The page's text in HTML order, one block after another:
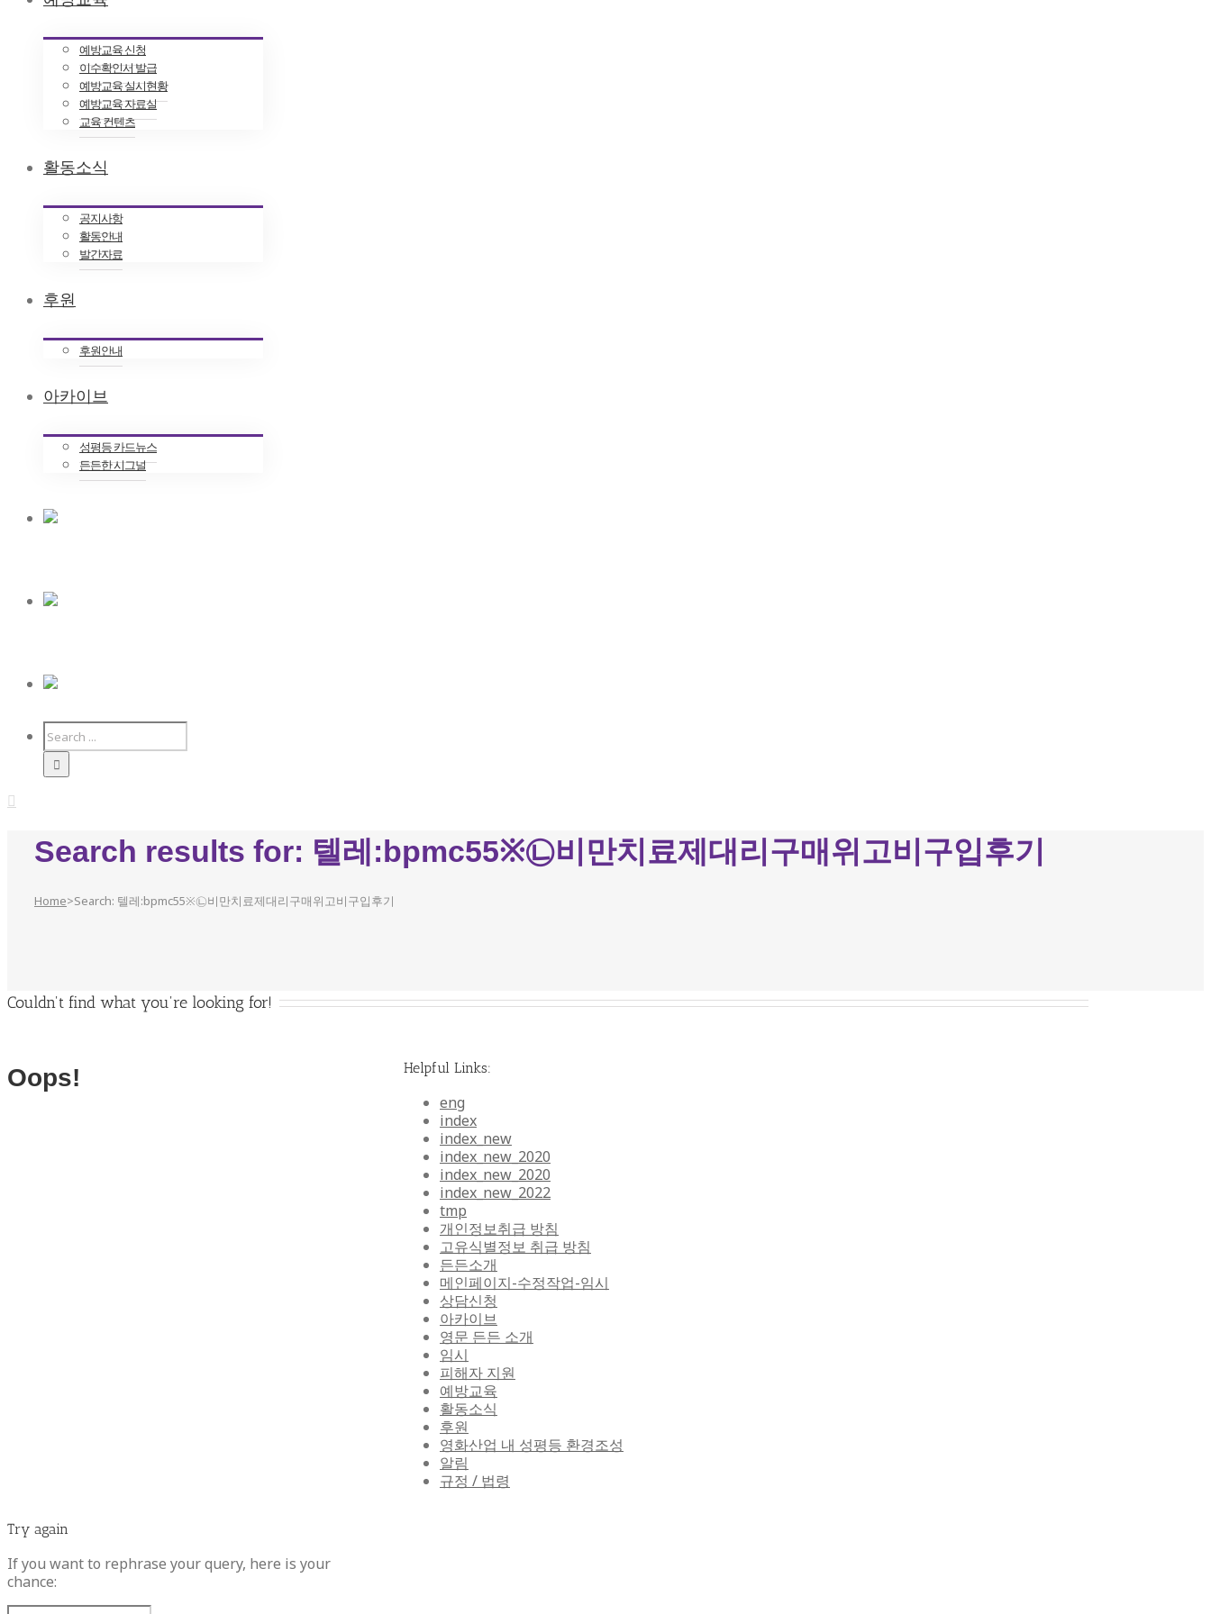
예방교육 신청
이수확인서 발급
예방교육 실시현황
예방교육 자료실
교육 컨텐츠
활동소식
공지사항
활동안내
발간자료
후원
후원안내
아카이브
성평등 카드뉴스
든든한 시그널
Search results for: 텔레:bpmc55※㉡비만치료제대리구매위고비구입후기
Home>Search: 텔레:bpmc55※㉡비만치료제대리구매위고비구입후기
Couldn't find what you're looking for!
Oops! Helpful Links:
eng
index
index_new
index_new_2020
index_new_2020
index_new_2022
tmp
개인정보취급 방침
고유식별정보 취급 방침
든든소개
메인페이지-수정작업-임시
상담신청
아카이브
영문 든든 소개
임시
피해자 지원
예방교육
활동소식
후원
영화산업 내 성평등 환경조성
알림
규정 / 법령
Try again
If you want to rephrase your query, here is your
chance: